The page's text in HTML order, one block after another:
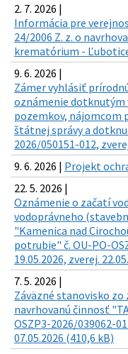
2. 7. 2026 |
Informácia pre
24/2006 Z. z. o
krematórium -
9. 6. 2026 |
Zámer vyhlásiť
oznámenie dotknutým
pozemkov, nájomcom
štátnej správy a
2026/050151-012,
9. 6. 2026 | Projekt
22. 5. 2026 |
Oznámenie o začatí
vodoprávneho
"Kamenica nad
potrubie" č. OU-PO-
19.05.2026, zverej.
7. 5. 2026 |
Záväzné stanovisko
navrhovanú činnosť
OSZP3-2026/039062-
07.05.2026 (410,6 kB)